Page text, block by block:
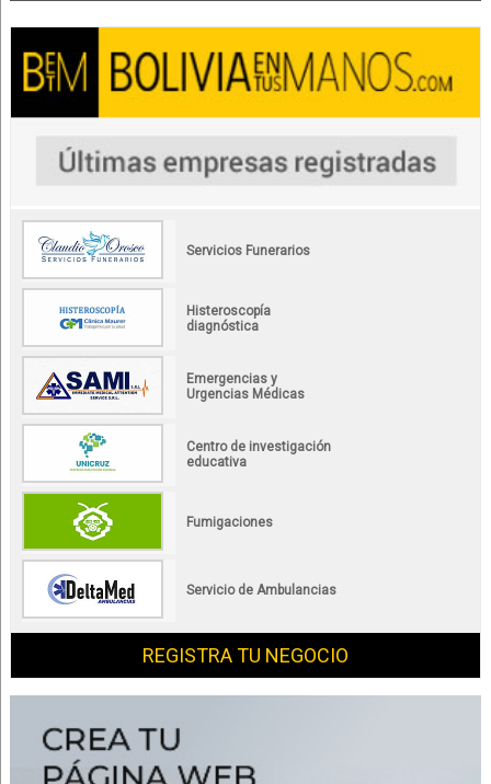
Servicios Funerarios
Histeroscopía
diagnóstica
Emergencias y
Urgencias Médicas
Centro de investigación
educativa
Fumigaciones
Servicio de Ambulancias
REGISTRA TU NEGOCIO